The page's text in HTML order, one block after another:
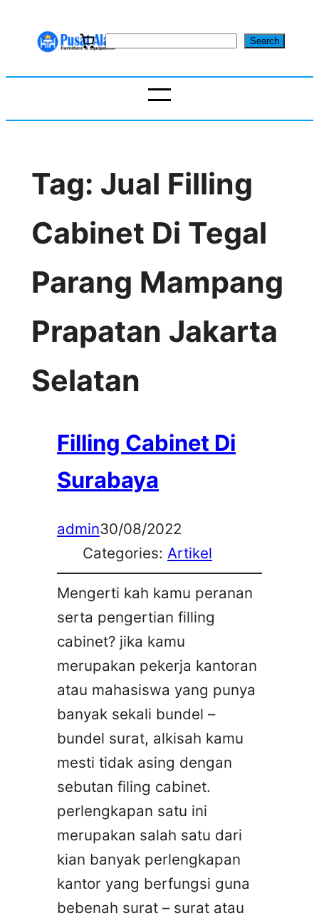
S
r
Search
Tag: Jual Filling
Cabinet Di Tegal
Parang Mampang
Prapatan Jakarta
Selatan
Filling Cabinet Di
Surabaya
admin30/08/2022
Categories: Artikel
Mengerti kah kamu peranan
serta pengertian filling
cabinet? jika kamu
merupakan pekerja kantoran
atau mahasiswa yang punya
banyak sekali bundel –
bundel surat, alkisah kamu
mesti tidak asing dengan
sebutan filing cabinet.
perlengkapan satu ini
merupakan salah satu dari
kian banyak perlengkapan
kantor yang berfungsi guna
bebenah surat – surat atau